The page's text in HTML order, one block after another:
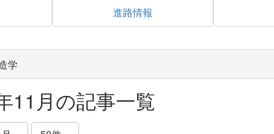
進路情報
学
11月の記事一覧